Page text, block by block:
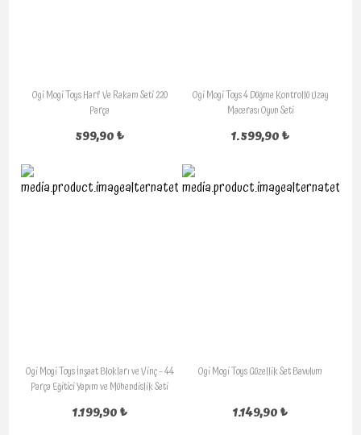
Ogi Mogi Toys Harf Ve Rakam Seti 220
Parça
599,90 ₺
Ogi Mogi Toys 4 Düğme Kontrollü Uzay
Macerası Oyun Seti
1.599,90 ₺
Ogi Mogi Toys İnşaat Blokları ve Vinç – 44
Parça Eğitici Yapım ve Mühendislik Seti
1.199,90 ₺
Ogi Mogi Toys Güzellik Set Bavulum
1.149,90 ₺